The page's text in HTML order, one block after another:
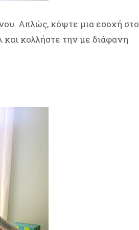
Απλώς, κόψτε μια εσοχή στο
κολλήστε την με διάφανη